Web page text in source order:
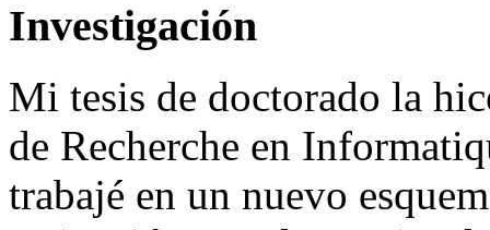
Investigación
Mi tesis de doctorado la
de Recherche en
trabajé en un nuevo